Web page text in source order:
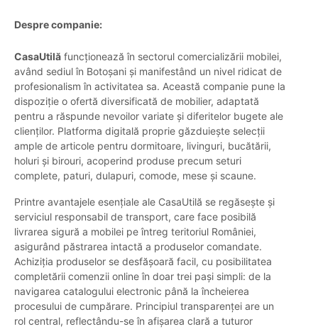
Despre companie:
CasaUtilă funcționează în sectorul comercializării mobilei,
având sediul în Botoșani și manifestând un nivel ridicat de
profesionalism în activitatea sa. Această companie pune la
dispoziție o ofertă diversificată de mobilier, adaptată
pentru a răspunde nevoilor variate și diferitelor bugete ale
clienților. Platforma digitală proprie găzduiește selecții
ample de articole pentru dormitoare, livinguri, bucătării,
holuri și birouri, acoperind produse precum seturi
complete, paturi, dulapuri, comode, mese și scaune.
Printre avantajele esențiale ale CasaUtilă se regăsește și
serviciul responsabil de transport, care face posibilă
livrarea sigură a mobilei pe întreg teritoriul României,
asigurând păstrarea intactă a produselor comandate.
Achiziția produselor se desfășoară facil, cu posibilitatea
completării comenzii online în doar trei pași simpli: de la
navigarea catalogului electronic până la încheierea
procesului de cumpărare. Principiul transparenței are un
rol central, reflectându-se în afișarea clară a tuturor